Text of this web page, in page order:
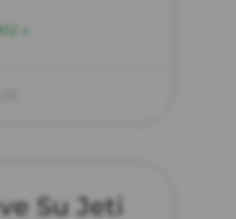
»
Su Jeti